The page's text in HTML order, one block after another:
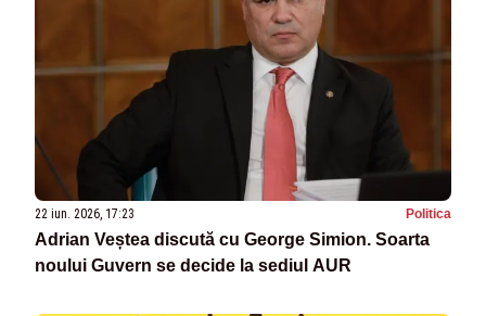
22 iun. 2026, 17:23 Politica
Adrian Veștea discută cu George Simion. Soarta
noului Guvern se decide la sediul AUR